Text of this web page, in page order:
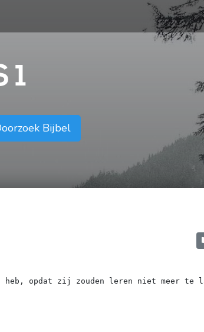
1
Bijbel
heb, opdat zij zouden leren niet meer te